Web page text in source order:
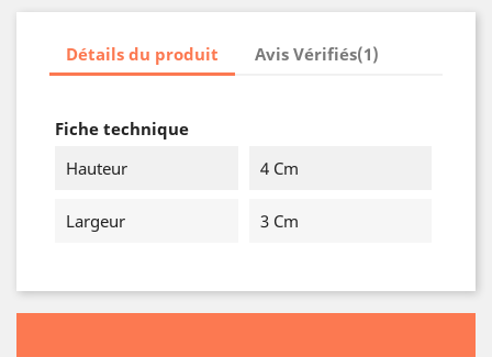
Détails du produit Avis Vérifiés(1)
Fiche technique
Hauteur
4 Cm
Largeur 3 Cm